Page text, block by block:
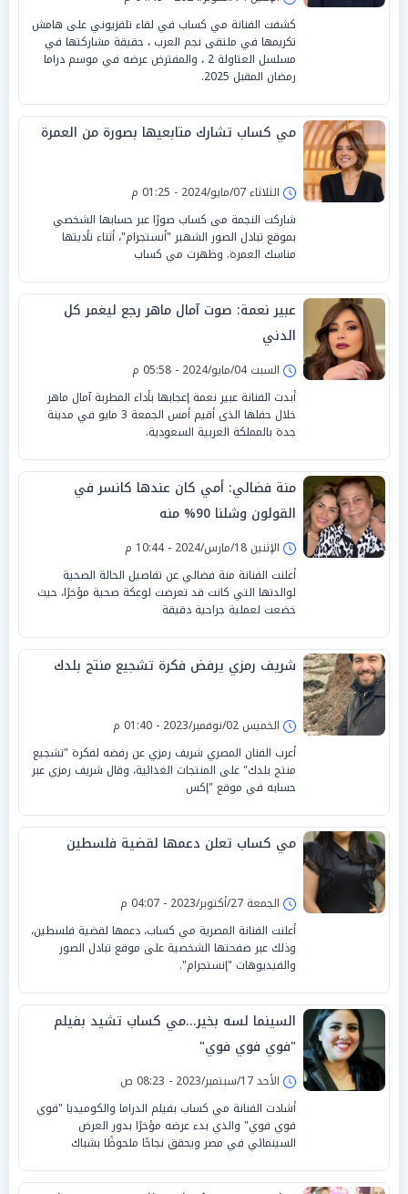
كشفت الفنانة مي كساب في لقاء تلفزيوني على هامش
تكريمها في ملتقى نجم العرب ، حقيقة مشاركتها في
مسلسل العتاولة 2 ، والمفترض عرضه في موسم دراما
رمضان المقبل 2025.
مي كساب تشارك متابعيها بصورة من العمرة
الثلاثاء 07/مايو/2024 - 01:25 م
شاركت النجمة مى كساب صورًا عبر حسابها الشخصي
بموقع تبادل الصور الشهير "أنستجرام"، أثناء تأديتها
مناسك العمرة. وظهرت مي كساب
عبير نعمة: صوت آمال ماهر رجع ليغمر كل
الدني
السبت 04/مايو/2024 - 05:58 م
أبدت الفنانة عبير نعمة إعجابها بأداء المطربة آمال ماهر
خلال حفلها الذى أقيم أمس الجمعة 3 مايو في مدينة
جدة بالمملكة العربية السعودية.
منة فضالي: أمي كان عندها كانسر في
القولون وشلنا 90% منه
الإثنين 18/مارس/2024 - 10:44 م
أعلنت الفنانة منة فضالي عن تفاصيل الحالة الصحية
لوالدتها التي كانت قد تعرضت لوعكة صحية مؤخرًا، حيث
خضعت لعملية جراحية دقيقة
شريف رمزي يرفض فكرة تشجيع منتج بلدك
الخميس 02/نوفمبر/2023 - 01:40 م
أعرب الفنان المصري شريف رمزي عن رفضه لفكرة "تشجيع
منتج بلدك" على المنتجات الغذائية، وقال شريف رمزي عبر
حسابه في موقع "إكس
مي كساب تعلن دعمها لقضية فلسطين
الجمعة 27/أكتوبر/2023 - 04:07 م
أعلنت الفنانة المصرية مي كساب، دعمها لقضية فلسطين،
وذلك عبر صفحتها الشخصية على موقع تبادل الصور
والفيديوهات "إنستجرام".
السينما لسه بخير...مي كساب تشيد بفيلم
"فوي فوي فوي"
الأحد 17/سبتمبر/2023 - 08:23 ص
أشادت الفنانة مي كساب بفيلم الدراما والكوميديا "فوي
فوي فوي" والذي بدء عرضه مؤخرًا بدور العرض
السينمائي في مصر ويحقق نجاحًا ملحوظًا بشباك